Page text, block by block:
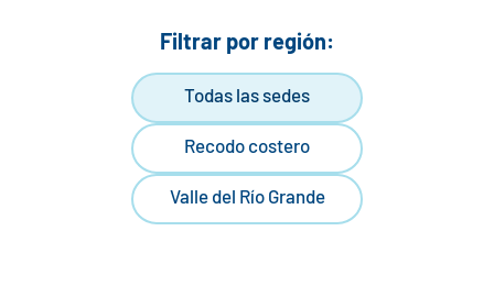
Filtrar por región:
Todas las sedes
Recodo costero
Valle del Río Grande